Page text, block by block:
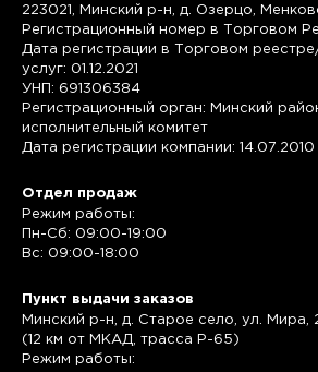
223021, Минский р-н, д. Озерцо,
Регистрационный номер в Торговом
Дата регистрации в Торговом
услуг: 01.12.2021
УНП: 691306384
Регистрационный орган: Минский
исполнительный комитет
Дата регистрации компании: 14.07.2010
Отдел продаж
Режим работы:
Пн-Сб: 09:00-19:00
Вс: 09:00-18:00
Пункт выдачи заказов
Минский р-н, д. Старое село, ул. Мира,
(12 км от МКАД, трасса P-65)
Режим работы: